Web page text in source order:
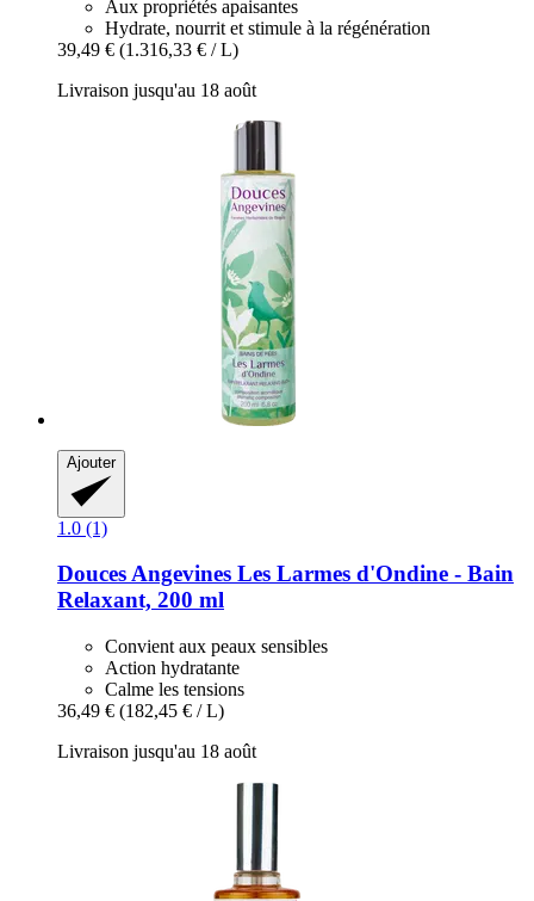
Aux propriétés apaisantes
Hydrate, nourrit et stimule à la régénération
39,49 € (1.316,33 € / L)
Livraison jusqu'au 18 août
Ajouter
1.0 (1)
Douces Angevines Les Larmes d'Ondine -​ Bain
Relaxant, 200 ml
Convient aux peaux sensibles
Action hydratante
Calme les tensions
36,49 € (182,45 € / L)
Livraison jusqu'au 18 août